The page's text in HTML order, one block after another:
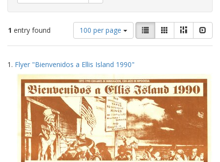
1 entry found
Number
of
results
display
per
page
100 per page
View
results
as:
List GalleryMasonry
Search
Results
1. Flyer "Bienvenidos a Ellis Island 1990"